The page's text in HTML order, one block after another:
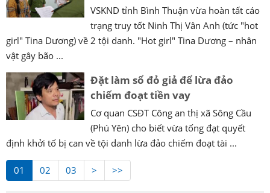
VSKND tỉnh Bình Thuận vừa hoàn tất cáo
trạng truy tốt Ninh Thị Vân Anh (tức "hot
girl" Tina Dương) về 2 tội danh. "Hot girl" Tina Dương – nhân
vật gây bão ...
Đặt làm sổ đỏ giả để lừa đảo
chiếm đoạt tiền vay
Cơ quan CSĐT Công an thị xã Sông Cầu
(Phú Yên) cho biết vừa tống đạt quyết
định khởi tố bị can về tội danh lừa đảo chiếm đoạt tài ...
01 02 03 > >>